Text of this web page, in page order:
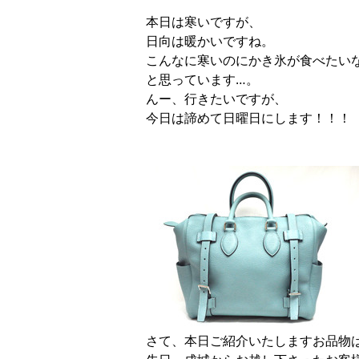
本日は寒いですが、
日向は暖かいですね。
こんなに寒いのにかき氷が食べたい
と思っています…。
んー、行きたいですが、
今日は諦めて日曜日にします！！！
さて、本日ご紹介いたしますお品物